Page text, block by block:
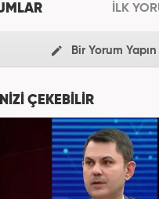
İLK
Bir Yorum Yapın
ÇEKEBİLİR